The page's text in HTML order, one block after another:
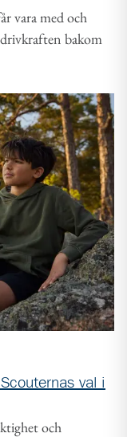
vara med och
bakom
val i
och